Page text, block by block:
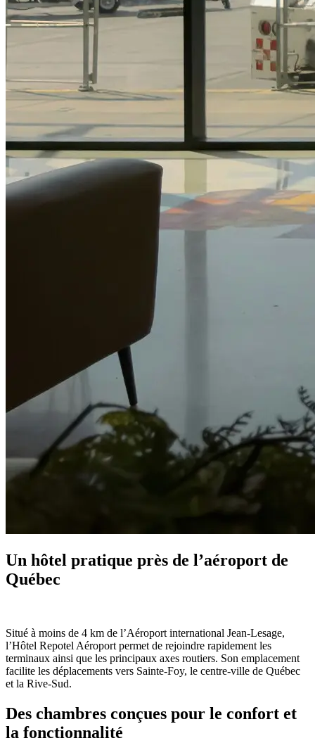
Un hôtel pratique près de l’aéroport de
Québec
Situé à moins de 4 km de l’Aéroport international Jean-Lesage,
l’Hôtel Repotel Aéroport permet de rejoindre rapidement les
terminaux ainsi que les principaux axes routiers. Son emplacement
facilite les déplacements vers Sainte-Foy, le centre-ville de Québec
et la Rive-Sud.
Des chambres conçues pour le confort et
la fonctionnalité